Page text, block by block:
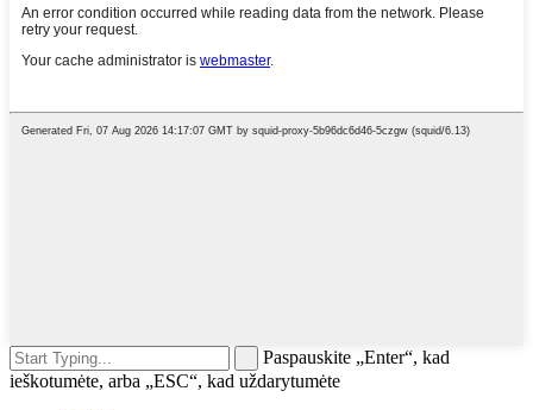
Paspauskite „Enter“, kad
ieškotumėte, arba „ESC“, kad uždarytumėte